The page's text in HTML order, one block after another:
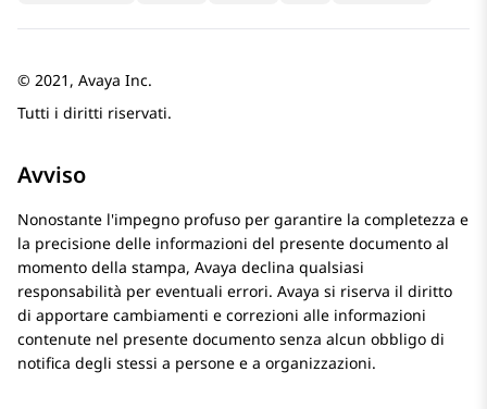
© 2021, Avaya Inc.
Tutti i diritti riservati.
Avviso
Nonostante l'impegno profuso per garantire la completezza e
la precisione delle informazioni del presente documento al
momento della stampa, Avaya declina qualsiasi
responsabilità per eventuali errori. Avaya si riserva il diritto
di apportare cambiamenti e correzioni alle informazioni
contenute nel presente documento senza alcun obbligo di
notifica degli stessi a persone e a organizzazioni.